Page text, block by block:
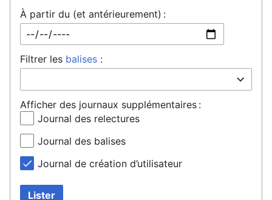
À partir du (et antérieurement) :
Filtrer les balises :
Afficher des journaux supplémentaires :
Journal des relectures
Journal des balises
Journal de création d’utilisateur
Lister